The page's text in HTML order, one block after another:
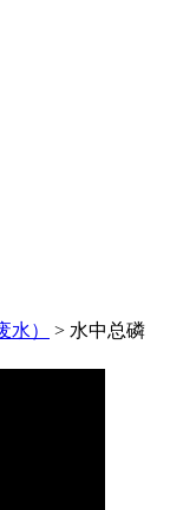
） > 水中总磷